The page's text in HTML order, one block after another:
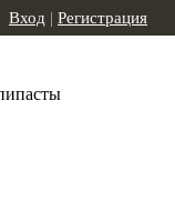
Вход | Регистрация